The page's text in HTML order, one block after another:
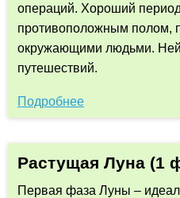
операций. Хороший
противоположным полом,
окружающими людьми.
путешествий.
Подробнее
Растущая Луна (1
Первая фаза Луны –